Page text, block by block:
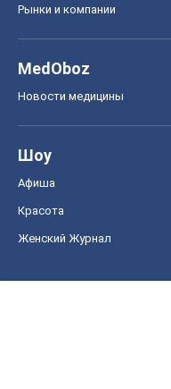
Рынки и компании
MedOboz
Новости медицины
Шоу
Афиша
Красота
Женский Журнал